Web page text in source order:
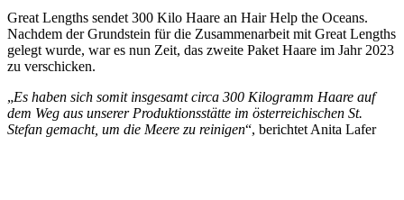
Great Lengths sendet 300 Kilo Haare an Hair Help the Oceans.
Nachdem der Grundstein für die Zusammenarbeit mit Great Lengths
gelegt wurde, war es nun Zeit, das zweite Paket Haare im Jahr 2023
zu verschicken.
„Es haben sich somit insgesamt circa 300 Kilogramm Haare auf
dem Weg aus unserer Produktionsstätte im österreichischen St.
Stefan gemacht, um die Meere zu reinigen“, berichtet Anita Lafer